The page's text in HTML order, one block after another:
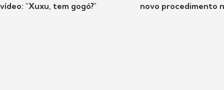
vídeo: "Xuxu, tem gogó?"
novo procedimento